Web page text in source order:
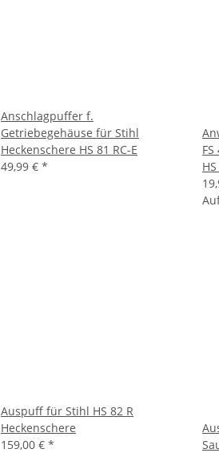
Anschlagpuffer f.
Getriebegehäuse für Stihl
Heckenschere HS 81 RC-E
49,99 € *
Auspuff für Stihl HS 82 R
Heckenschere
159,00 € *